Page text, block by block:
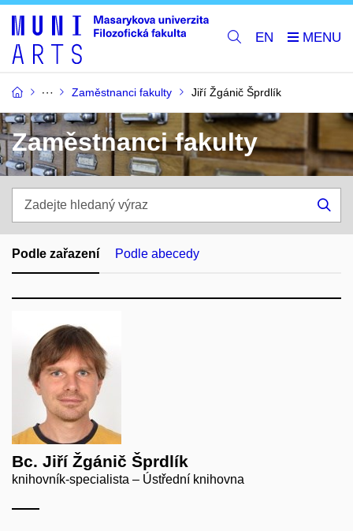
EN
Zaměstnanci fakulty Jiří Žgánič Šprdlík
Zaměstnanci fakulty
hledaný
výraz
Podle zařazení Podle abecedy
Bc. Jiří Žgánič Šprdlík
knihovník-specialista – Ústřední knihovna